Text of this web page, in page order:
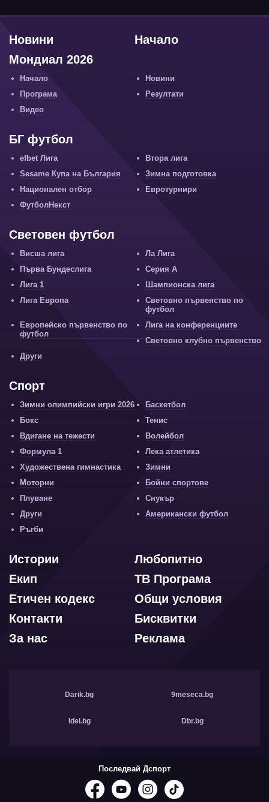
Начало
Новини
Мондиал 2026
Начало
Новини
Програма
Резултати
Видео
БГ футбол
efbet Лига
Втора лига
Sesame Купа на България
Зимна подготовка
Национален отбор
Евротурнири
ФутболНекст
Световен футбол
Висша лига
Ла Лига
Първа Бундеслига
Серия А
Лига 1
Шампионска лига
Лига Европа
Световно първенство по
футбол
Европейско първенство по
футбол
Лига на конференциите
Световно клубно първенство
Други
Спорт
Зимни олимпийски игри 2026
Баскетбол
Бокс
Тенис
Вдигане на тежести
Волейбол
Формула 1
Лека атлетика
Художествена гимнастика
Зимни
Моторни
Бойни спортове
Плуване
Снукър
Други
Американски футбол
Ръгби
Любопитно
Истории
ТВ Програма
Екип
Общи условия
Етичен кодекс
Бисквитки
Контакти
Реклама
За нас
Darik.bg 9meseca.bg
Idei.bg Dbr.bg
Последвай Дспорт